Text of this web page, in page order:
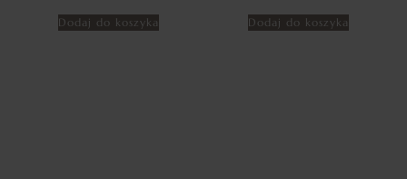
Dodaj do koszyka Dodaj do koszyka